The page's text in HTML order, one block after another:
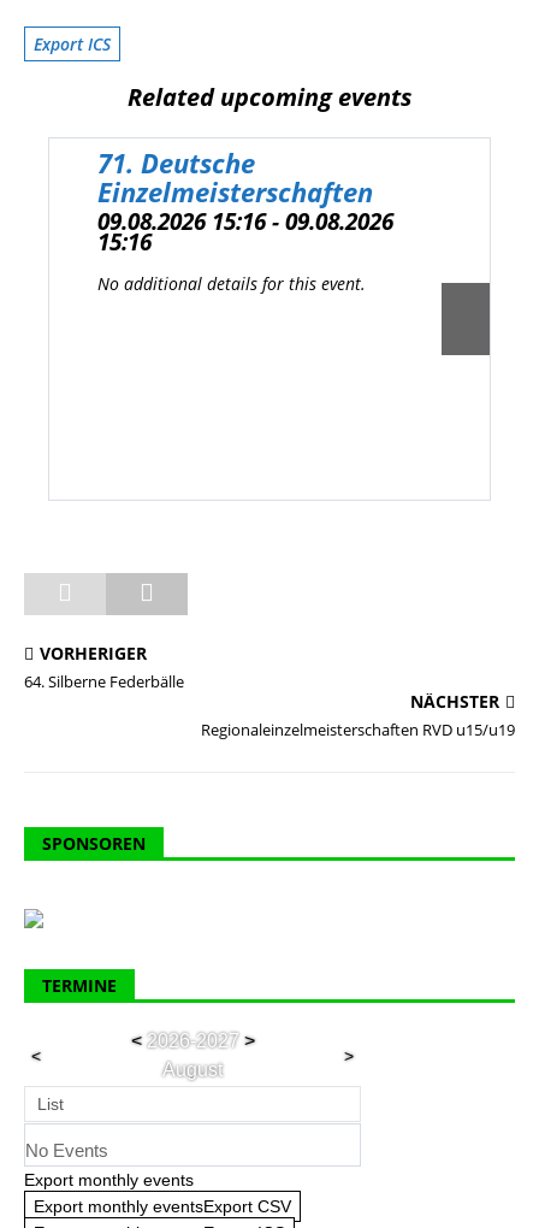
Export ICS
Related upcoming events
71. Deutsche
Einzelmeisterschaften
09.08.2026 15:16 - 09.08.2026
15:16
No additional details for this event.
VORHERIGER
64. Silberne Federbälle
NÄCHSTER
Regionaleinzelmeisterschaften RVD u15/u19
SPONSOREN
TERMINE
<
<2026-2027 >
August
>
List
No Events
Export monthly events
Export monthly eventsExport CSV